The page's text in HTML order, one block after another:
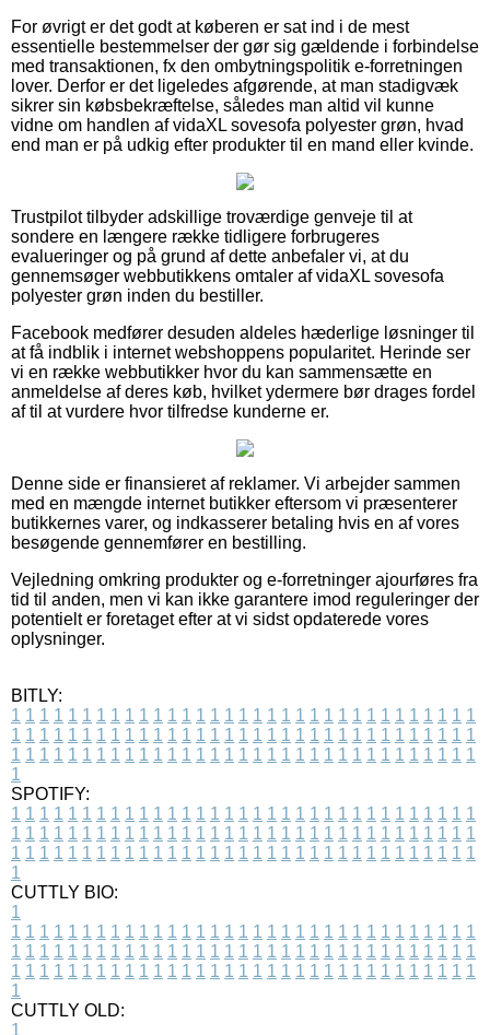
For øvrigt er det godt at køberen er sat ind i de mest
essentielle bestemmelser der gør sig gældende i forbindelse
med transaktionen, fx den ombytningspolitik e-forretningen
lover. Derfor er det ligeledes afgørende, at man stadigvæk
sikrer sin købsbekræftelse, således man altid vil kunne
vidne om handlen af vidaXL sovesofa polyester grøn, hvad
end man er på udkig efter produkter til en mand eller kvinde.
Trustpilot tilbyder adskillige troværdige genveje til at
sondere en længere række tidligere forbrugeres
evalueringer og på grund af dette anbefaler vi, at du
gennemsøger webbutikkens omtaler af vidaXL sovesofa
polyester grøn inden du bestiller.
Facebook medfører desuden aldeles hæderlige løsninger til
at få indblik i internet webshoppens popularitet. Herinde ser
vi en række webbutikker hvor du kan sammensætte en
anmeldelse af deres køb, hvilket ydermere bør drages fordel
af til at vurdere hvor tilfredse kunderne er.
Denne side er finansieret af reklamer. Vi arbejder sammen
med en mængde internet butikker eftersom vi præsenterer
butikkernes varer, og indkasserer betaling hvis en af vores
besøgende gennemfører en bestilling.
Vejledning omkring produkter og e-forretninger ajourføres fra
tid til anden, men vi kan ikke garantere imod reguleringer der
potentielt er foretaget efter at vi sidst opdaterede vores
oplysninger.
BITLY:
1 1 1 1 1 1 1 1 1 1 1 1 1 1 1 1 1 1 1 1 1 1 1 1 1 1 1 1 1 1 1 1 1
1 1 1 1 1 1 1 1 1 1 1 1 1 1 1 1 1 1 1 1 1 1 1 1 1 1 1 1 1 1 1 1 1
1 1 1 1 1 1 1 1 1 1 1 1 1 1 1 1 1 1 1 1 1 1 1 1 1 1 1 1 1 1 1 1 1
1
SPOTIFY:
1 1 1 1 1 1 1 1 1 1 1 1 1 1 1 1 1 1 1 1 1 1 1 1 1 1 1 1 1 1 1 1 1
1 1 1 1 1 1 1 1 1 1 1 1 1 1 1 1 1 1 1 1 1 1 1 1 1 1 1 1 1 1 1 1 1
1 1 1 1 1 1 1 1 1 1 1 1 1 1 1 1 1 1 1 1 1 1 1 1 1 1 1 1 1 1 1 1 1
1
CUTTLY BIO:
1
1 1 1 1 1 1 1 1 1 1 1 1 1 1 1 1 1 1 1 1 1 1 1 1 1 1 1 1 1 1 1 1 1
1 1 1 1 1 1 1 1 1 1 1 1 1 1 1 1 1 1 1 1 1 1 1 1 1 1 1 1 1 1 1 1 1
1 1 1 1 1 1 1 1 1 1 1 1 1 1 1 1 1 1 1 1 1 1 1 1 1 1 1 1 1 1 1 1 1
1
CUTTLY OLD:
1